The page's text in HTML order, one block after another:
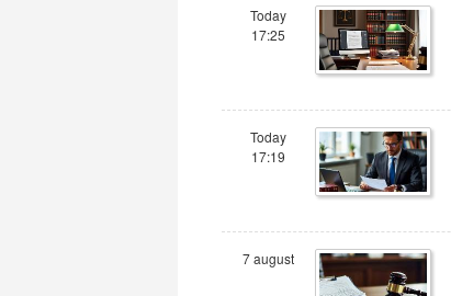
Today
17:25
Today
17:19
7 august